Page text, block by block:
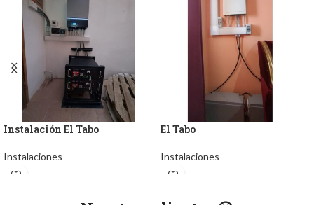
Instalación El Tabo
Instalaciones
El Tabo
Instalaciones